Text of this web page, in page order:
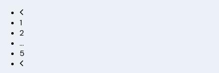
1
2
…
5